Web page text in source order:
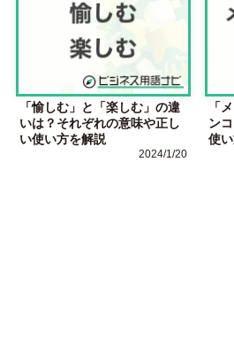
「愉しむ」と「楽しむ」の違
いは？それぞれの意味や正し
い使い方を解説
2024/1/20
「
ン
使